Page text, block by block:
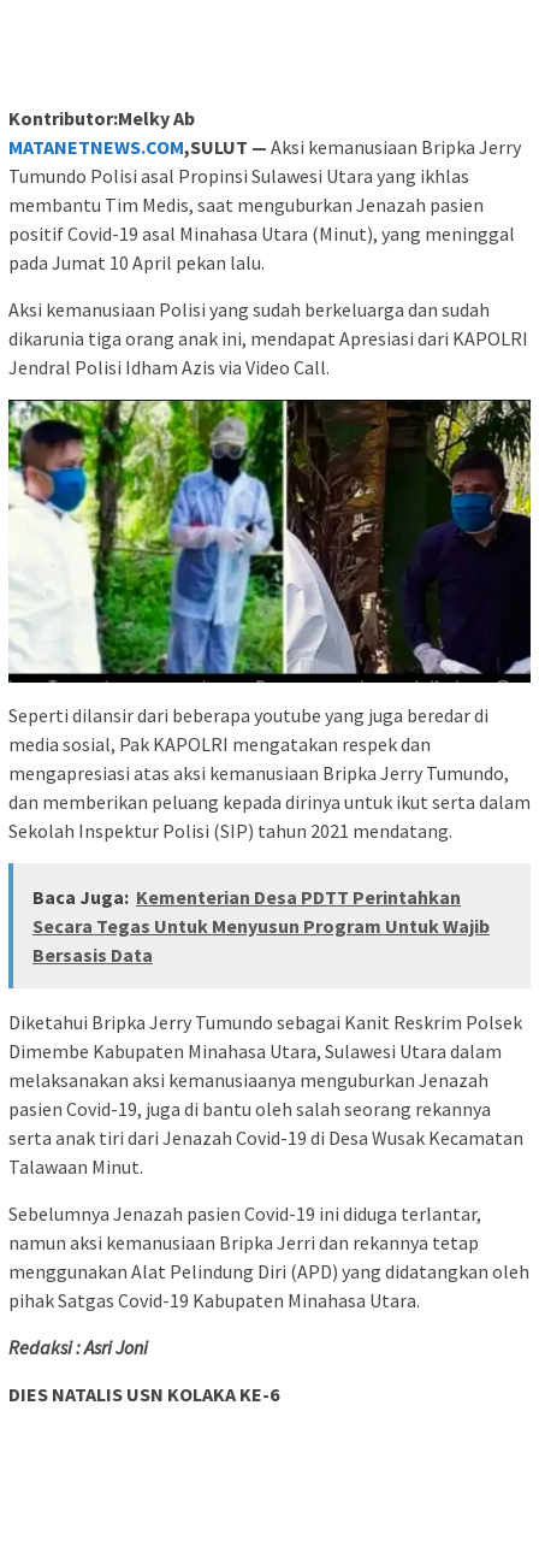
Kontributor:Melky Ab
MATANETNEWS.COM,SULUT — Aksi kemanusiaan Bripka Jerry
Tumundo Polisi asal Propinsi Sulawesi Utara yang ikhlas
membantu Tim Medis, saat menguburkan Jenazah pasien
positif Covid-19 asal Minahasa Utara (Minut), yang meninggal
pada Jumat 10 April pekan lalu.
Aksi kemanusiaan Polisi yang sudah berkeluarga dan sudah
dikarunia tiga orang anak ini, mendapat Apresiasi dari KAPOLRI
Jendral Polisi Idham Azis via Video Call.
Seperti dilansir dari beberapa youtube yang juga beredar di
media sosial, Pak KAPOLRI mengatakan respek dan
mengapresiasi atas aksi kemanusiaan Bripka Jerry Tumundo,
dan memberikan peluang kepada dirinya untuk ikut serta dalam
Sekolah Inspektur Polisi (SIP) tahun 2021 mendatang.
Baca Juga: Kementerian Desa PDTT Perintahkan
Secara Tegas Untuk Menyusun Program Untuk Wajib
Bersasis Data
Diketahui Bripka Jerry Tumundo sebagai Kanit Reskrim Polsek
Dimembe Kabupaten Minahasa Utara, Sulawesi Utara dalam
melaksanakan aksi kemanusiaanya menguburkan Jenazah
pasien Covid-19, juga di bantu oleh salah seorang rekannya
serta anak tiri dari Jenazah Covid-19 di Desa Wusak Kecamatan
Talawaan Minut.
Sebelumnya Jenazah pasien Covid-19 ini diduga terlantar,
namun aksi kemanusiaan Bripka Jerri dan rekannya tetap
menggunakan Alat Pelindung Diri (APD) yang didatangkan oleh
pihak Satgas Covid-19 Kabupaten Minahasa Utara.
Redaksi : Asri Joni
DIES NATALIS USN KOLAKA KE-6